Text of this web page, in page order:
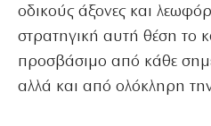
οδικούς άξονες και
στρατηγική αυτή θέση το
προσβάσιμο από κάθε
αλλά και από ολόκληρη